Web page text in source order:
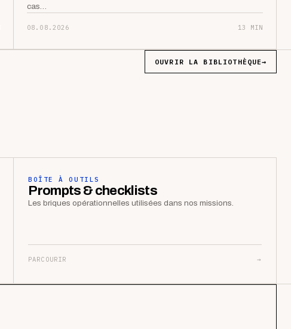
cas…
08.08.2026 13 MIN
OUVRIR LA BIBLIOTHÈQUE→
BOÎTE À OUTILS
Prompts & checklists
Les briques opérationnelles utilisées dans nos missions.
PARCOURIR →